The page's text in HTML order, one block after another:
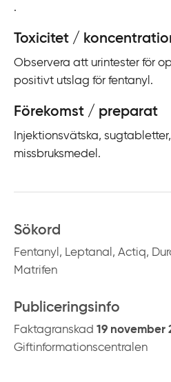
.
Toxicitet /
Observera att urintester för
positivt utslag för fentanyl.
Förekomst / preparat
Injektionsvätska,
missbruksmedel.
Sökord
Fentanyl, Leptanal, Actiq,
Matrifen
Publiceringsinfo
Faktagranskad 19 november
Giftinformationscentralen